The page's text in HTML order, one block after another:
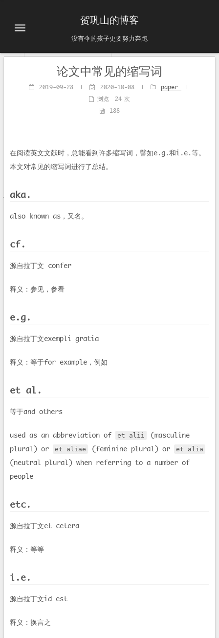
贺巩山的博客
没有伞的孩子更要努力奔跑
论文中常见的缩写词
2019-09-28 | 2020-10-08 | paper
|
浏览
24 次
188
在阅读英文文献时，总能看到许多缩写词，譬如e.g.和i.e.等。
本文对常见的缩写词进行了总结。
aka.
also known as，又名。
cf.
源自拉丁文 confer
释义：参见，参看
e.g.
源自拉丁文exempli gratia
释义：等于for example，例如
et al.
等于and others
used as an abbreviation of et alii
(masculine
plural) or
et aliae (feminine plural) or et alia
(neutral plural) when referring to a number of
people
etc.
源自拉丁文et cetera
释义：等等
i.e.
源自拉丁文id est
释义：换言之